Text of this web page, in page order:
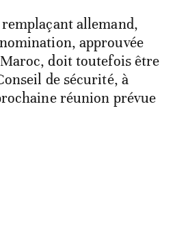
remplaçant allemand,
approuvée
doit toutefois être
de sécurité, à
réunion prévue